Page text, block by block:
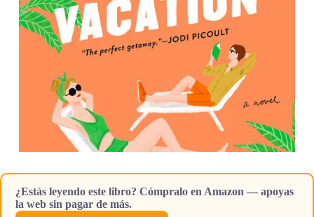
¿Estás leyendo este libro? Cómpralo en Amazon — apoyas
la web sin pagar de más.